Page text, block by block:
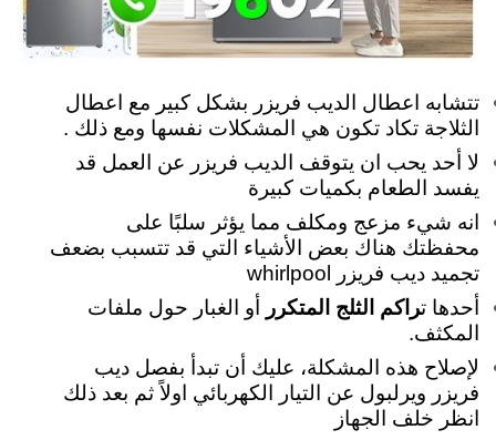
تتشابه اعطال الديب فريزر بشكل كبير مع اعطال
الثلاجة تكاد تكون هي المشكلات نفسها ومع ذلك .
لا أحد يحب ان يتوقف الديب فريزر عن العمل قد
يفسد الطعام بكميات كبيرة
انه شيء مزعج ومكلف مما يؤثر سلبًا على
محفظتك هناك بعض الأشياء التي قد تتسبب بضعف
تجميد ديب فريزر whirlpool
أحدها تراكم الثلج المتكرر
أو الغبار حول ملفات
المكثف.
لإصلاح هذه المشكلة، عليك أن تبدأ بفصل ديب
فريزر ويرلبول عن التيار الكهربائي اولاً ثم بعد ذلك
انظر خلف الجهاز